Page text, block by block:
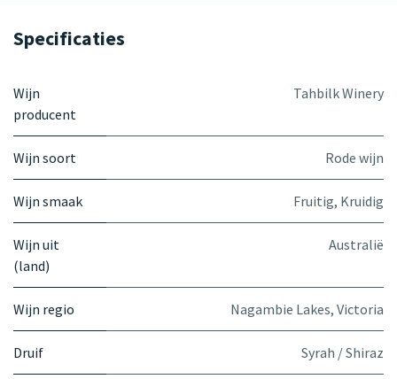
Specificaties
Wijn
producent
Tahbilk Winery
Wijn soort Rode wijn
Wijn smaak Fruitig, Kruidig
Wijn uit
(land)
Australië
Wijn regio Nagambie Lakes, Victoria
Druif Syrah / Shiraz